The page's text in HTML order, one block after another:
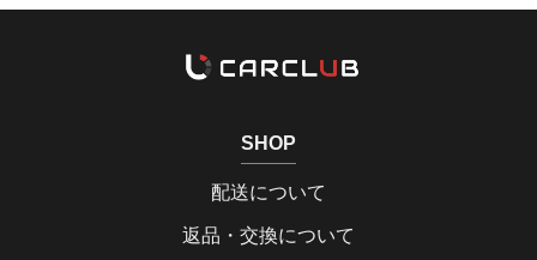
SHOP
配送について
返品・交換について